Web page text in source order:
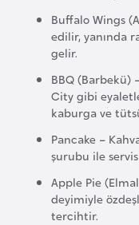
Buffalo Wings
edilir, yanında
gelir.
BBQ (Barbekü)
City gibi
kaburga ve
Pancake –
şurubu ile
Apple Pie
deyimiyle
tercihtir.